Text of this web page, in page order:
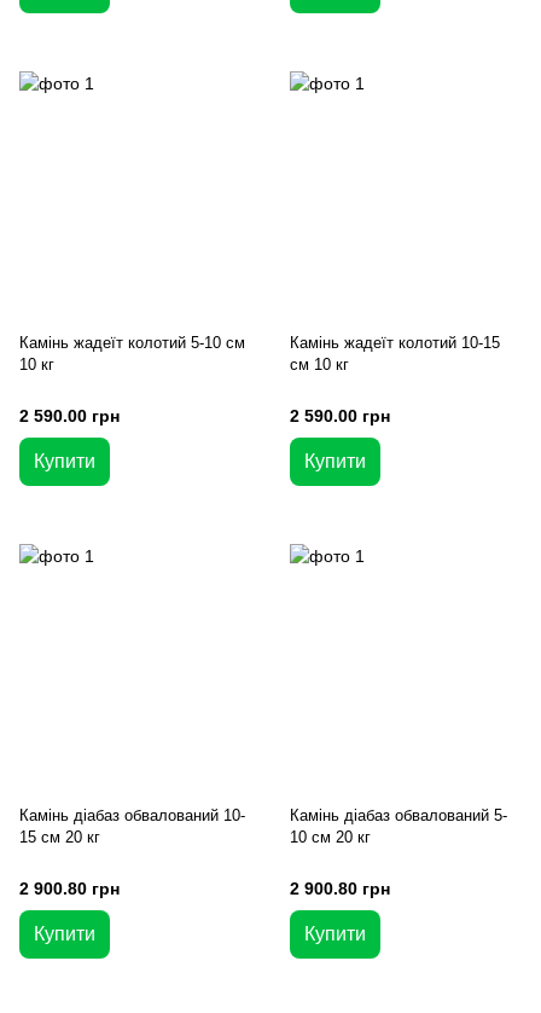
Камінь жадеїт колотий 5-10 см
10 кг
2 590.00 грн
Купити
Камінь жадеїт колотий 10-15
см 10 кг
2 590.00 грн
Купити
Камінь діабаз обвалований 10-
15 см 20 кг
2 900.80 грн
Купити
Камінь діабаз обвалований 5-
10 см 20 кг
2 900.80 грн
Купити